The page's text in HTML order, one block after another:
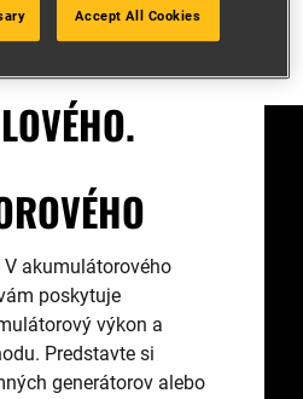
V akumulátorového
poskytuje
výkon a
Predstavte si
generátorov alebo
Accept All Cookies